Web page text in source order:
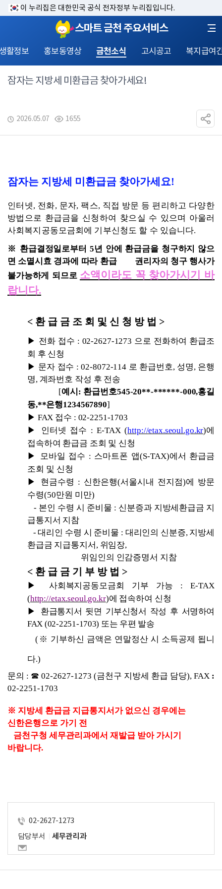
이 누리집은 대한민국 공식 전자정부 누리집입니다.
스마트 금천 주요서비스
활정보 홍보동영상 금천소식 고시공고 복지급여
잠자는 지방세 미환급금 찾아가세요!
2026.05.07 1655
잠자는 지방세 미환급금 찾아가세요!
인터넷, 전화, 문자, 팩스, 직접 방문 등 편리하고 다양한
방법으로 환급금을 신청하여 찾으실 수 있으며 아울러
사회복지공동모금회에 기부신청도 할 수 있습니다.
※ 환급결정일로부터 5년 안에 환급금을 청구하지 않으
면 소멸시효 경과에 따라 환급        권리자의 청구 행사가
불가능하게 되므로 소액이라도 꼭 찾아가시기 바
랍니다.
< 환 급 금 조 회 및 신 청 방 법 >
▶ 전화 접수 : 02-2627-1273 으로 전화하여 환급조
회 후 신청
▶ 문자 접수 : 02-8072-114 로 환급번호, 성명, 은행
명, 계좌번호 작성 후 전송
[예시 : 환급번호545-20**-******-000,홍길
동,**은행1234567890]
▶ FAX 접수 : 02-2251-1703
▶
인터넷 접수 : E-TAX (http://etax.seoul.go.kr)에
접속하여 환급금 조회 및 신청
▶ 모바일 접수 : 스마트폰 앱(S-TAX)에서 환급금
조회 및 신청
▶ 현금수령 : 신한은행(서울시내 전지점)에 방문
수령(50만원 미만)
- 본인 수령 시 준비물 : 신분증과 지방세환급금 지
급통지서 지참
- 대리인 수령 시 준비물 : 대리인의 신분증, 지방세
환급금 지급통지서 , 위임장,
위임인의 인감증명서 지참
< 환 급 금 기 부 방 법 >
▶ 사회복지공동모금회 기부 가능 :
(http://etax.seoul.go.kr)에 접속하여 신청
▶
FAX (02-2251-1703) 또는 우편 발송
( ※ 기부하신 금액은 연말정산 시 소득공제 됩니
다.)
문의 : ☎ 02-2627-1273 (금천구 지방세 환급 담당), FAX
02-2251-1703
※ 지방세 환급금 지급통지서가 없으신 경우에는
신한은행으로 가기 전
금천구청 세무관리과에서 재발급 받아 가시기
바랍니다.
02-2627-1273
담당부서
세무관리과